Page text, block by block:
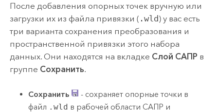
После добавления опорных точек вручную или
загрузки их из файла привязки ( .wld) у вас есть
три варианта сохранения преобразования и
пространственной привязки этого набора
данных. Они находятся на вкладке Слой САПР в
группе Сохранить.
Сохранить
- сохраняет опорные точки в
файл .wld в рабочей области САПР и